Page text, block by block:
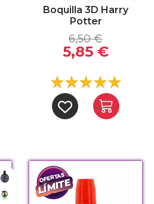
Boquilla 3D Harry
Potter
6,50 €
5,85 €
Toronto Raptors
Boston Celtics